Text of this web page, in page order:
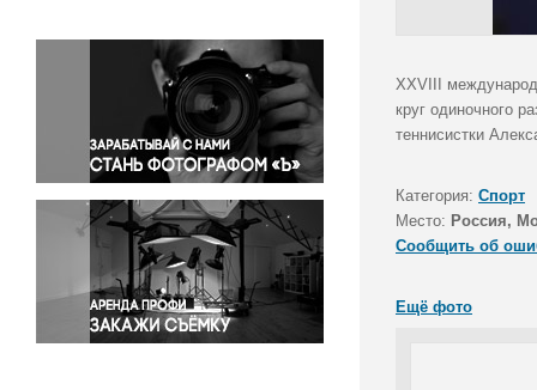
Окружающая среда
Политика
Правосудие
Происшествия и конфликты
Религия
Светская жизнь
Спорт
Экология
Экономика и бизнес
XXVIII
круг одиночного
теннисистки
Категория: Спорт
Место: Россия,
Сообщить об
Ещё фото